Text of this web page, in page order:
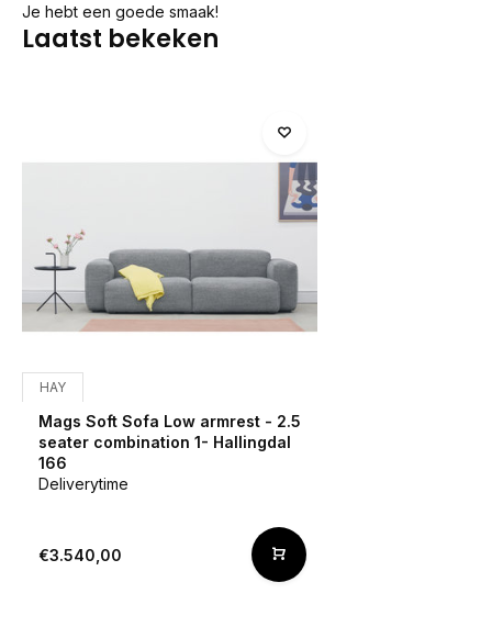
Je hebt een goede smaak!
Laatst bekeken
HAY
Mags Soft Sofa Low armrest - 2.5
seater combination 1- Hallingdal
166
Deliverytime
€3.540,00